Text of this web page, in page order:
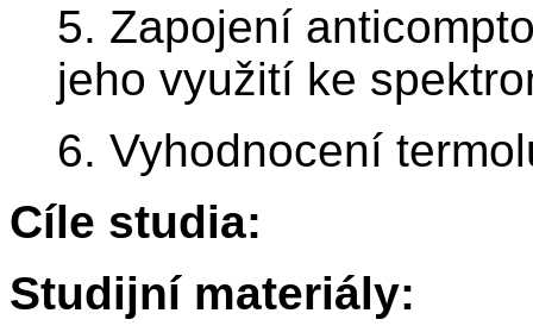
5. Zapojení
jeho využití ke
6. Vyhodnocení
Cíle studia:
Studijní materiály: